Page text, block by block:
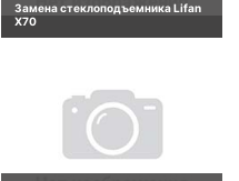
Замена стеклоподъемника Lifan
X70